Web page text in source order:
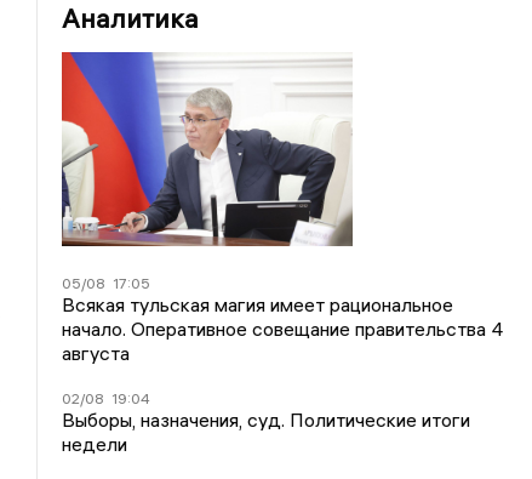
Аналитика
05/08 17:05
Всякая тульская магия имеет рациональное
начало. Оперативное совещание правительства 4
августа
02/08 19:04
Выборы, назначения, суд. Политические итоги
недели